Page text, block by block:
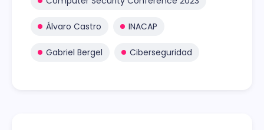
Álvaro Castro INACAP
Gabriel Bergel Ciberseguridad